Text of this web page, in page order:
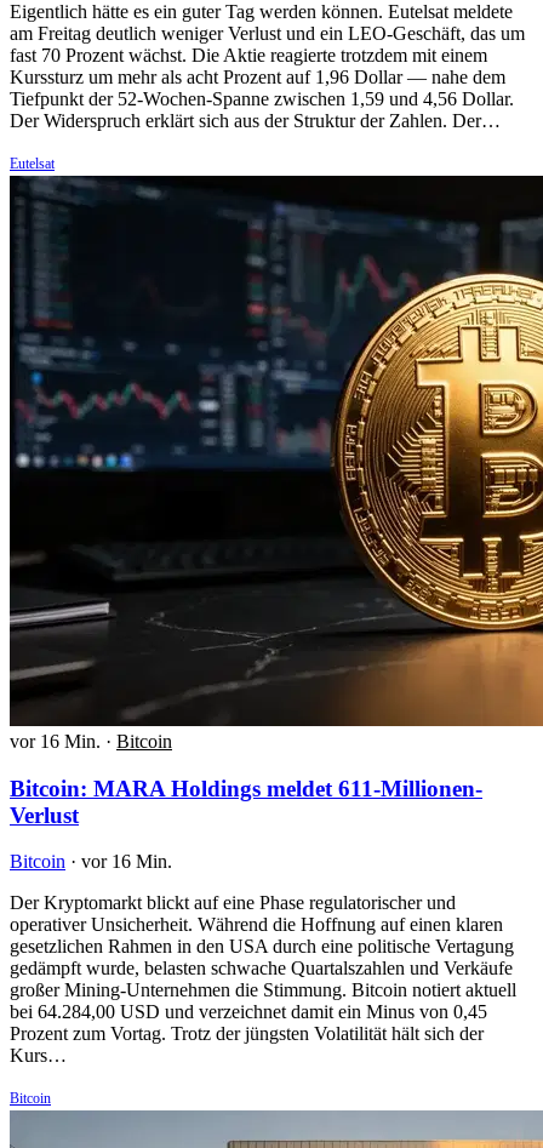
Eigentlich hätte es ein guter Tag werden können. Eutelsat meldete
am Freitag deutlich weniger Verlust und ein LEO-Geschäft, das um
fast 70 Prozent wächst. Die Aktie reagierte trotzdem mit einem
Kurssturz um mehr als acht Prozent auf 1,96 Dollar — nahe dem
Tiefpunkt der 52-Wochen-Spanne zwischen 1,59 und 4,56 Dollar.
Der Widerspruch erklärt sich aus der Struktur der Zahlen. Der…
Eutelsat
vor 16 Min. · Bitcoin
Bitcoin: MARA Holdings meldet 611-Millionen-
Verlust
Bitcoin · vor 16 Min.
Der Kryptomarkt blickt auf eine Phase regulatorischer und
operativer Unsicherheit. Während die Hoffnung auf einen klaren
gesetzlichen Rahmen in den USA durch eine politische Vertagung
gedämpft wurde, belasten schwache Quartalszahlen und Verkäufe
großer Mining-Unternehmen die Stimmung. Bitcoin notiert aktuell
bei 64.284,00 USD und verzeichnet damit ein Minus von 0,45
Prozent zum Vortag. Trotz der jüngsten Volatilität hält sich der
Kurs…
Bitcoin